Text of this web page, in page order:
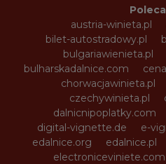
austria-winieta.pl
bilet-autostradowy.pl
bulgariawienieta.pl
bulharskadalnice.com
chorwacjawinieta.pl
czechywinieta.pl
dalnicnipoplatky.com
digital-vignette.de
e-
edalnice.org
edalnice.pl
electroniceviniete.com